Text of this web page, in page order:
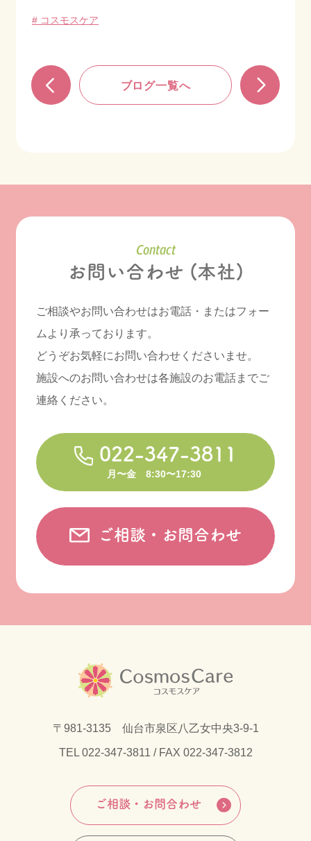
# コスモスケア
ブログ一覧へ
Contact
お問い合わせ (本社)
ご相談やお問い合わせはお電話・またはフォー
ムより承っております。
どうぞお気軽にお問い合わせくださいませ。
施設へのお問い合わせは各施設のお電話までご
連絡ください。
022-347-3811
月〜金 8:30〜17:30
ご相談・お問合わせ
〒981-3135 仙台市泉区八乙女中央3-9-1
TEL 022-347-3811 / FAX 022-347-3812
ご相談・お問合わせ